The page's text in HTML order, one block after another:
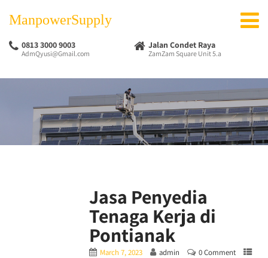
ManpowerSupply
0813 3000 9003
AdmQyusi@Gmail.com
Jalan Condet Raya
ZamZam Square Unit 5.a
Jasa Penyedia
Tenaga Kerja di
Pontianak
March 7, 2023 admin
0 Comment